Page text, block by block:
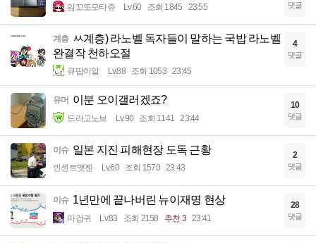
암꼬또모타쥬 Lv.60 조회 1845 23:55 댓글
계층 ㅆ계층) 라노벨 독자들이 말하는 국밥 라노벨
완결작 천하오절
큐땁이알 Lv.88 조회 1053 23:45
4
댓글
유머 이분 오이갤러겠죠?
드라고노브 Lv.90 조회 1141 23:44
10
댓글
이슈 일본 지진 피해현장 도독 근황
빈센트멧젠 Lv.60 조회 1570 23:43
2
댓글
이슈 1년만에 끝나버린 뉴이재명 현상
마검귀 Lv.83 조회 2158 추천 3 23:41
28
댓글